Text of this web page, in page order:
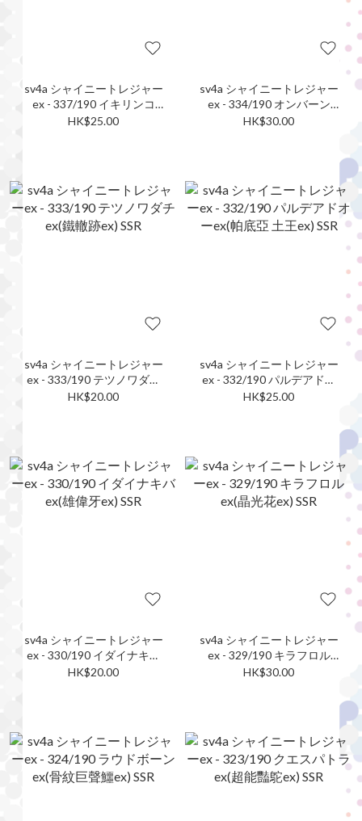
sv4a シャイニートレジャー
ex - 337/190 イキリンコ
ex(怒鸚哥ex) SSR
HK$25.00
sv4a シャイニートレジャー
ex - 334/190 オンバーン
ex(音波龍ex) SSR
HK$30.00
sv4a シャイニートレジャー
ex - 333/190 テツノワダチ
ex(鐵轍跡ex) SSR
HK$20.00
sv4a シャイニートレジャー
ex - 332/190 パルデアドオ
ーex(帕底亞 土王ex) SSR
HK$25.00
sv4a シャイニートレジャー
ex - 330/190 イダイナキバ
ex(雄偉牙ex) SSR
HK$20.00
sv4a シャイニートレジャー
ex - 329/190 キラフロル
ex(晶光花ex) SSR
HK$30.00